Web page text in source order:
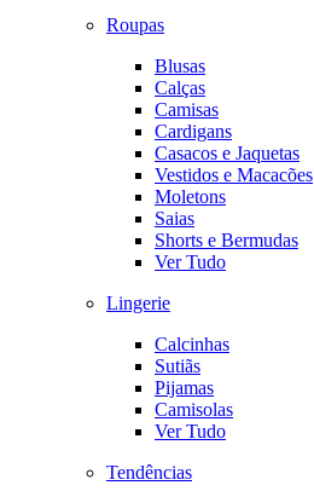
Roupas
Blusas
Calças
Camisas
Cardigans
Casacos e Jaquetas
Vestidos e Macacões
Moletons
Saias
Shorts e Bermudas
Ver Tudo
Lingerie
Calcinhas
Sutiãs
Pijamas
Camisolas
Ver Tudo
Tendências